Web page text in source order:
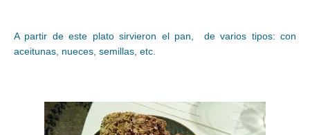
A partir de este plato sirvieron el pan, de varios tipos: con
aceitunas, nueces, semillas, etc.